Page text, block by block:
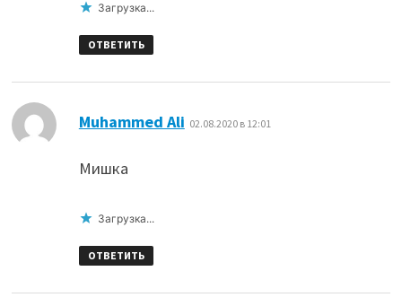
Загрузка...
ОТВЕТИТЬ
Muhammed Ali 02.08.2020 в 12:01
Мишка
Загрузка...
ОТВЕТИТЬ